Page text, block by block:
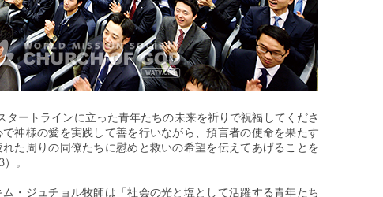
タートラインに立った青年たちの未来を祈りで祝福してくださ
神様の愛を実践して善を行いながら、預言者の使命を果たす
た周りの同僚たちに慰めと救いの希望を伝えてあげることを
。
・ジュチョル牧師は「社会の光と塩として活躍する青年たち